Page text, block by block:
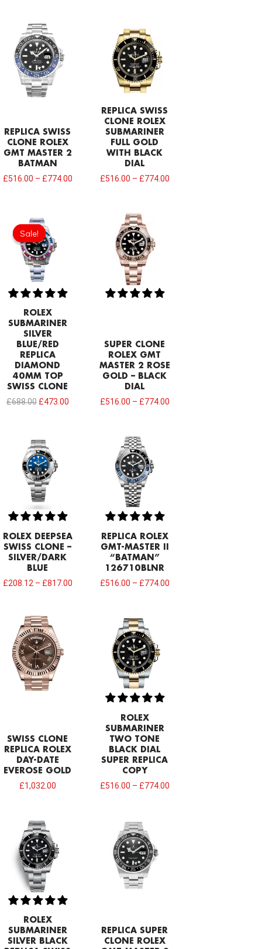
REPLICA SWISS
CLONE ROLEX
GMT MASTER 2
BATMAN
£516.00 – £774.00
REPLICA SWISS
CLONE ROLEX
SUBMARINER
FULL GOLD
WITH BLACK
DIAL
£516.00 – £774.00
Sale!
Sale!
ROLEX
SUBMARINER
SILVER
BLUE/RED
REPLICA
DIAMOND
40MM TOP
SWISS CLONE
£688.00
Original
price
was:
£688.00.
£473.00
SUPER CLONE
ROLEX GMT
MASTER 2 ROSE
GOLD – BLACK
DIAL
£516.00 – £774.00
ROLEX DEEPSEA
SWISS CLONE –
SILVER/DARK
BLUE
£208.12 – £817.00
REPLICA ROLEX
GMT-MASTER II
“BATMAN”
126710BLNR
£516.00 – £774.00
SWISS CLONE
REPLICA ROLEX
DAY-DATE
EVEROSE GOLD
£1,032.00
ROLEX
SUBMARINER
TWO TONE
BLACK DIAL
SUPER REPLICA
COPY
£516.00 – £774.00
ROLEX
SUBMARINER
SILVER BLACK
REPLICA SUPER
CLONE ROLEX